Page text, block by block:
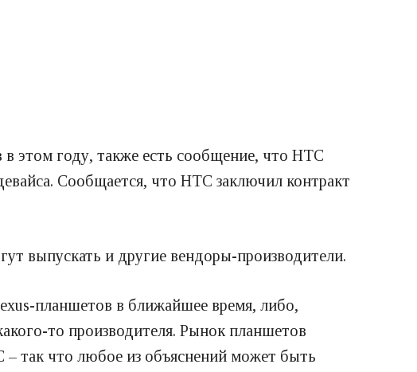
этом году, также есть сообщение, что HTC
Сообщается, что HTC заключил контракт
выпускать и другие вендоры-производители.
планшетов в ближайшее время, либо,
то производителя. Рынок планшетов
– так что любое из объяснений может быть